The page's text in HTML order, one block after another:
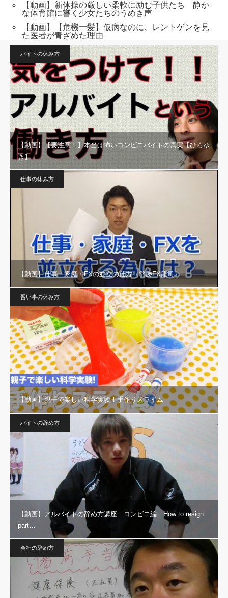
【動画】新体操の厳しい柔軟に励む子供たち 静か
な体育館に響く少女たちのうめき声
【動画】【危機一髪】仮病なのに、レントゲンを見
た医者が青ざめた理由
バイトの休み方
【動画】【要注意！】本当は怖いコンビニバイトの真実【ひろゆ
き】
仕事の休み方
【動画】仕事・家庭・FXの並立の仕方（常勝FX龍司）
習い事の休み方
【動画】親子で楽しい科学実験！手作りスライム
バイトの辞め方
【動画】アルバイトの辞め方講座 コンビニ編 How to resign
part…
会社の辞め方